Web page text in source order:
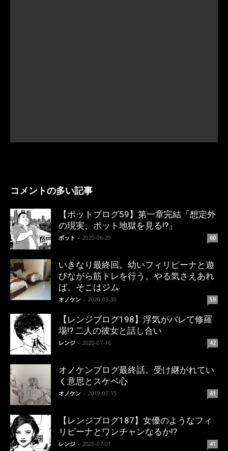
コメントの多い記事
【ポットブログ59】第一章完結「想定外
の現実、ポット地獄を見る!?」
ポット - 2020-06-20 60
いきなり最終回。幼いフィリピーナと遊
びながら筋トレを行う。やる気さえあれ
ば、そこはジム
オノケン - 2020-03-30 59
【レンジブログ198】浮気がバレて修羅
場!? 二人の彼女と話し合い
レンジ - 2020-07-16 42
オノケンブログ最終話。受け継がれてい
く意思とスケベ心
オノケン - 2019-07-15 41
【レンジブログ187】女優のようなフィ
リピーナとワンチャンなるか!?
レンジ - 2020-07-01 41